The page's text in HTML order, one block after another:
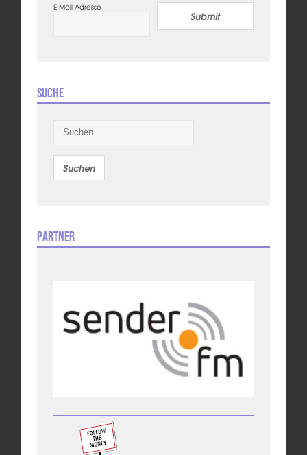
E-Mail Adresse
Submit
Suche
nach:
Partner